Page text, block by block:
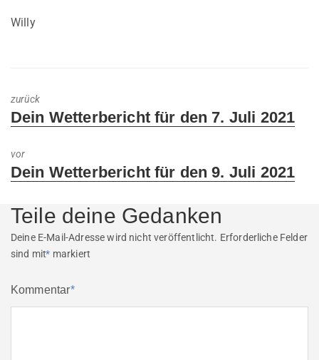
Willy
zurück
Previous
Dein Wetterbericht für den 7. Juli 2021
vor
Next
Dein Wetterbericht für den 9. Juli 2021
Teile deine Gedanken
Deine E-Mail-Adresse wird nicht veröffentlicht. Erforderliche Felder
sind mit* markiert
Kommentar*